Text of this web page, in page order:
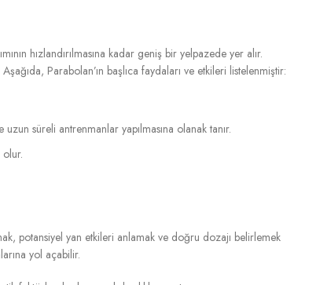
hızlandırılmasına kadar geniş bir yelpazede yer alır.
Parabolan’ın başlıca faydaları ve etkileri listelenmiştir:
süreli antrenmanlar yapılmasına olanak tanır.
olur.
potansiyel yan etkileri anlamak ve doğru dozajı belirlemek
yol açabilir.